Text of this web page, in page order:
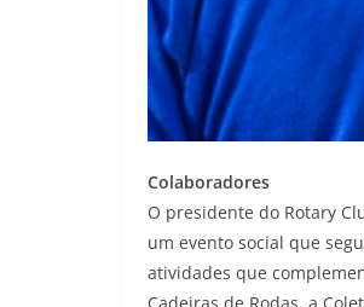
Colaboradores
O presidente do Rotary
um evento social que
atividades que